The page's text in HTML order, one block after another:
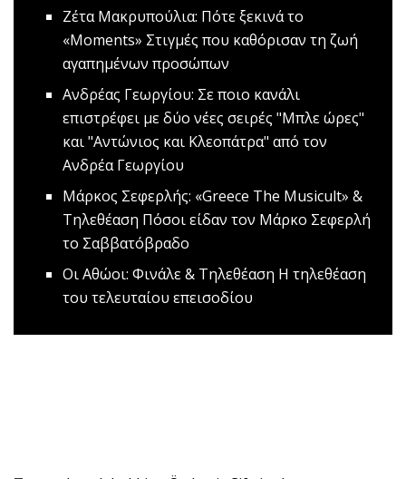
Ζέτα Μακρυπούλια: Πότε ξεκινά το
«Μοments» Στιγμές που καθόρισαν τη ζωή
αγαπημένων προσώπων
Ανδρέας Γεωργίου: Σε ποιο κανάλι
επιστρέφει με δύο νέες σειρές "Μπλε ώρες"
και "Αντώνιος και Κλεοπάτρα" από τον
Ανδρέα Γεωργίου
Μάρκος Σεφερλής: «Greece The Musicult» &
Τηλεθέαση Πόσοι είδαν τον Μάρκο Σεφερλή
το Σαββατόβραδο
Οι Αθώοι: Φινάλε & Τηλεθέαση Η τηλεθέαση
του τελευταίου επεισοδίου